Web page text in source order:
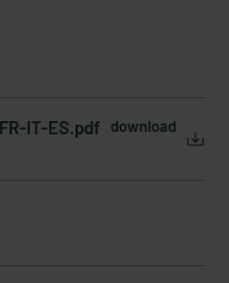
IT-ES.pdf
download